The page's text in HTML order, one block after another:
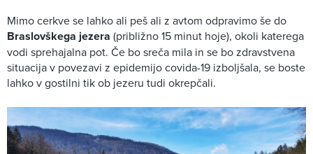
Mimo cerkve se lahko ali peš ali z avtom odpravimo še do
Braslovškega jezera (približno 15 minut hoje), okoli katerega
vodi sprehajalna pot. Če bo sreča mila in se bo zdravstvena
situacija v povezavi z epidemijo covida-19 izboljšala, se boste
lahko v gostilni tik ob jezeru tudi okrepčali.